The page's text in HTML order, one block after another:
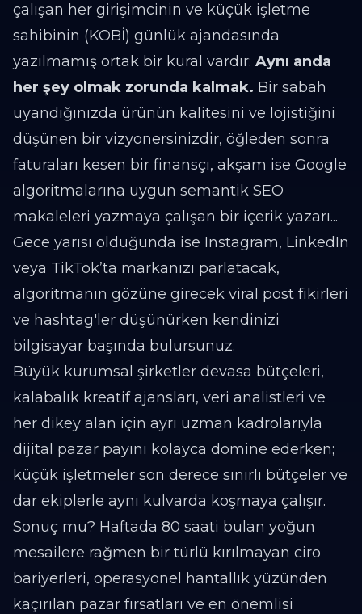
çalışan her girişimcinin ve küçük işletme
sahibinin (KOBİ) günlük ajandasında
yazılmamış ortak bir kural vardır: Aynı anda
her şey olmak zorunda kalmak. Bir sabah
uyandığınızda ürünün kalitesini ve lojistiğini
düşünen bir vizyonersinizdir, öğleden sonra
faturaları kesen bir finansçı, akşam ise Google
algoritmalarına uygun semantik SEO
makaleleri yazmaya çalışan bir içerik yazarı...
Gece yarısı olduğunda ise Instagram, LinkedIn
veya TikTok’ta markanızı parlatacak,
algoritmanın gözüne girecek viral post fikirleri
ve hashtag'ler düşünürken kendinizi
bilgisayar başında bulursunuz.
Büyük kurumsal şirketler devasa bütçeleri,
kalabalık kreatif ajansları, veri analistleri ve
her dikey alan için ayrı uzman kadrolarıyla
dijital pazar payını kolayca domine ederken;
küçük işletmeler son derece sınırlı bütçeler ve
dar ekiplerle aynı kulvarda koşmaya çalışır.
Sonuç mu? Haftada 80 saati bulan yoğun
mesailere rağmen bir türlü kırılmayan ciro
bariyerleri, operasyonel hantallık yüzünden
kaçırılan pazar fırsatları ve en önemlisi